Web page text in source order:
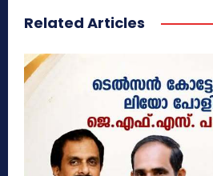
Related Articles